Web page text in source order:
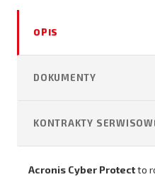
OPIS
DOKUMENTY
KONTRAKTY
Acronis Cyber Protectto